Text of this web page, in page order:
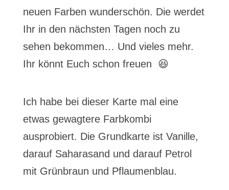
neuen Farben wunderschön. Die werdet
Ihr in den nächsten Tagen noch zu
sehen bekommen… Und vieles mehr.
Ihr könnt Euch schon freuen 😆
Ich habe bei dieser Karte mal eine
etwas gewagtere Farbkombi
ausprobiert. Die Grundkarte ist Vanille,
darauf Saharasand und darauf Petrol
mit Grünbraun und Pflaumenblau.